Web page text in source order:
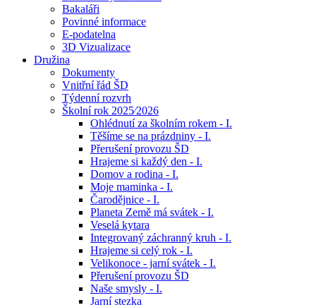
Bakaláři
Povinné informace
E-podatelna
3D Vizualizace
Družina
Dokumenty
Vnitřní řád ŠD
Týdenní rozvrh
Školní rok 2025⁄2026
Ohlédnutí za školním rokem - I.
Těšíme se na prázdniny - I.
Přerušení provozu ŠD
Hrajeme si každý den - I.
Domov a rodina - I.
Moje maminka - I.
Čarodějnice - I.
Planeta Země má svátek - I.
Veselá kytara
Integrovaný záchranný kruh - I.
Hrajeme si celý rok - I.
Velikonoce - jarní svátek - I.
Přerušení provozu ŠD
Naše smysly - I.
Jarní stezka